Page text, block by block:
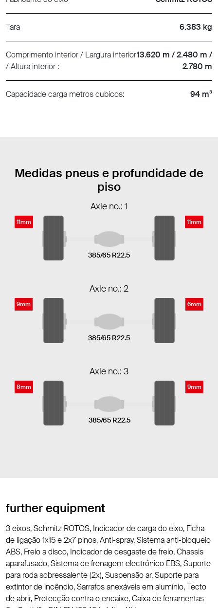
Tara 6.383 kg
Comprimento interior / Largura interior
/ Altura interior :
13.620 m / 2.480 m /
2.780 m
Capacidade carga metros cubicos: 94 m³
Medidas pneus e profundidade de
piso
Axle no.: 1
11mm
385/65 R22.5
11mm
Axle no.: 2
9mm
385/65 R22.5
6mm
Axle no.: 3
8mm
385/65 R22.5
9mm
further equipment
3 eixos, Schmitz ROTOS, Indicador de carga do eixo, Ficha
de ligação 1x15 e 2x7 pinos, Anti-spray, Sistema anti-bloqueio
ABS, Freio a disco, Indicador de desgaste de freio, Chassis
aparafusado, Sistema de frenagem electrónico EBS, Suporte
para roda sobressalente (2x), Suspensão ar, Suporte para
extintor de incêndio, Sarrafos anexáveis em alumínio, Tecto
de abrir, Protecção contra o encaixe, Caixa de ferramentas